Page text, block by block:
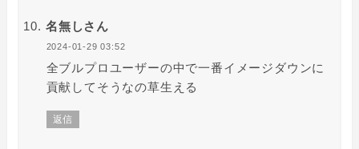
名無しさん
2024-01-29 03:52
全ブルプロユーザーの中で一番イメージダウンに
貢献してそうなの草生える
返信